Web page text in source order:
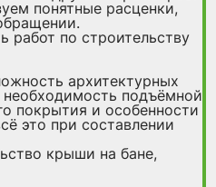
понятные расценки,
работ по строительству
архитектурных
подъёмной
покрытия и особенности
это при составлении
крыши на бане,